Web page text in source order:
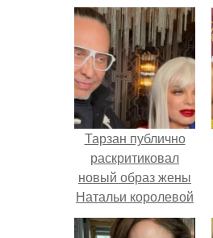
Тарзан публично
раскритиковал
новый образ жены
Натальи королевой
и намекнул, что ей